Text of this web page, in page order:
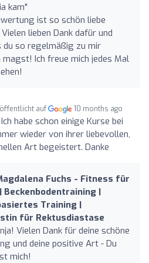
kam"
ist so schön liebe
lieben Dank dafür und
du so regelmäßig zu mir
magst! Ich freue mich jedes Mal
auf 10 months ago
Ich habe schon einige Kurse bei
wieder von ihrer liebevollen,
Art begeistert. Danke
Fuchs - Fitness für
Beckenbodentraining |
Training |
für Rektusdiastase
Vielen Dank für deine schöne
und deine positive Art - Du
mich!